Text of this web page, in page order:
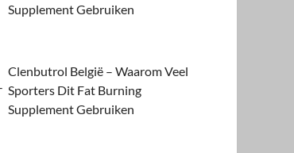
Supplement Gebruiken
Clenbutrol België – Waarom Veel
Sporters Dit Fat Burning
Supplement Gebruiken